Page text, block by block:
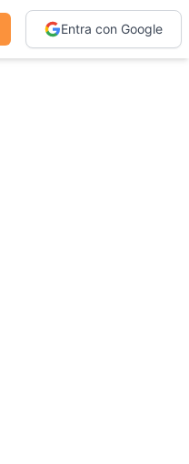
Entra con Google